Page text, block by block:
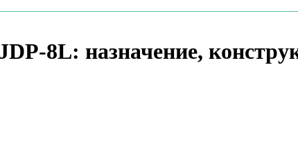
8L: назначение,